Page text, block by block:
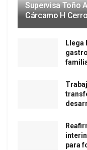
Supervisa Toño
Cárcamo H
Llega
para